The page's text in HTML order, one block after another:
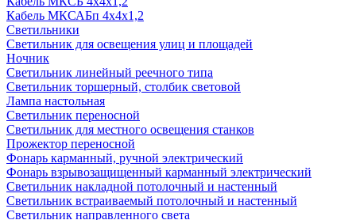
Кабель МКСАБп 4х4х1,2
Светильники
Светильник для освещения улиц и площадей
Ночник
Светильник линейный реечного типа
Светильник торшерный, столбик световой
Лампа настольная
Светильник переносной
Светильник для местного освещения станков
Прожектор переносной
Фонарь карманный, ручной электрический
Фонарь взрывозащищенный карманный электрический
Светильник накладной потолочный и настенный
Светильник встраиваемый потолочный и настенный
Светильник направленного света